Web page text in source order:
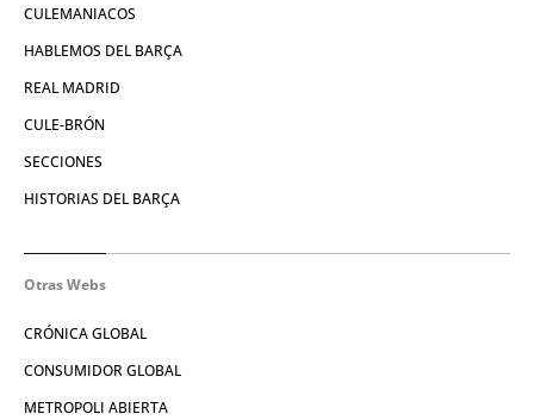
CULEMANIACOS
HABLEMOS DEL BARÇA
REAL MADRID
CULE-BRÓN
SECCIONES
HISTORIAS DEL BARÇA
Otras Webs
CRÓNICA GLOBAL
CONSUMIDOR GLOBAL
METROPOLI ABIERTA